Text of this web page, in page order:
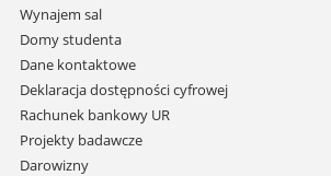
Wynajem sal
Domy studenta
Dane kontaktowe
Deklaracja dostępności cyfrowej
Rachunek bankowy UR
Projekty badawcze
Darowizny